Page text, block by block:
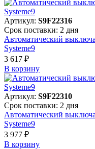
Артикул: S9F22316
Срок поставки: 2 дня
Автоматический
Systeme9
3 617 ₽
В корзинy
Артикул: S9F22310
Срок поставки: 2 дня
Автоматический
Systeme9
3 977 ₽
В корзинy